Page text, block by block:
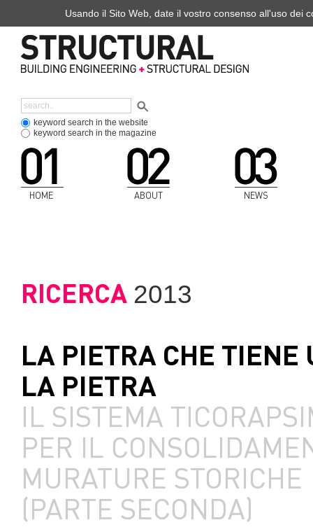
keyword search in the website
keyword search in the magazine
HOME ABOUT NEWS
RICERCA 2013
LA PIETRA CHE TIENE
LA PIETRA
IL SISTEMA
PER IL
MURATURE STORICHE
(PARTE SECONDA)
Usando il Sito Web, date il vostro consenso all'uso